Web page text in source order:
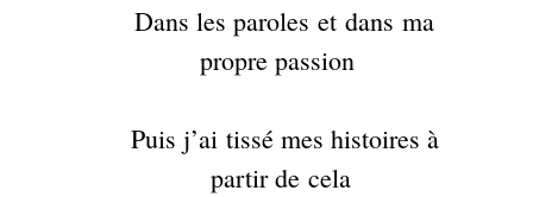
Dans les paroles et dans ma
propre passion
Puis j’ai tissé mes histoires à
partir de cela